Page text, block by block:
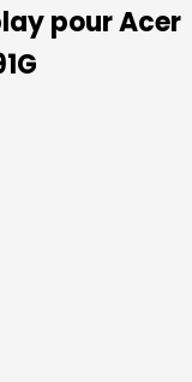
pour Acer